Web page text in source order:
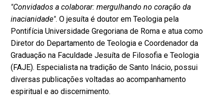
"Convidados a colaborar: mergulhando no coração da
inacianidade". O jesuíta é doutor em Teologia pela
Pontifícia Universidade Gregoriana de Roma e atua como
Diretor do Departamento de Teologia e Coordenador da
Graduação na Faculdade Jesuíta de Filosofia e Teologia
(FAJE). Especialista na tradição de Santo Inácio, possui
diversas publicações voltadas ao acompanhamento
espiritual e ao discernimento.